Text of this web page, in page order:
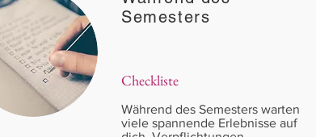
Semesters
Checkliste
Während des Semesters warten
viele spannende Erlebnisse auf